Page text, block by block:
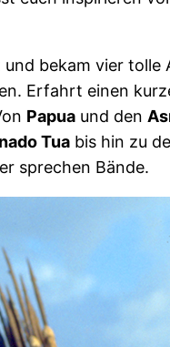
bekam vier
Erfahrt einen
Papua und den
Tua bis hin zu
sprechen Bände.